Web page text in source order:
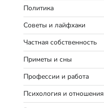
Политика
Советы и лайфхаки
Частная собственность
Приметы и сны
Профессии и работа
Психология и отношения